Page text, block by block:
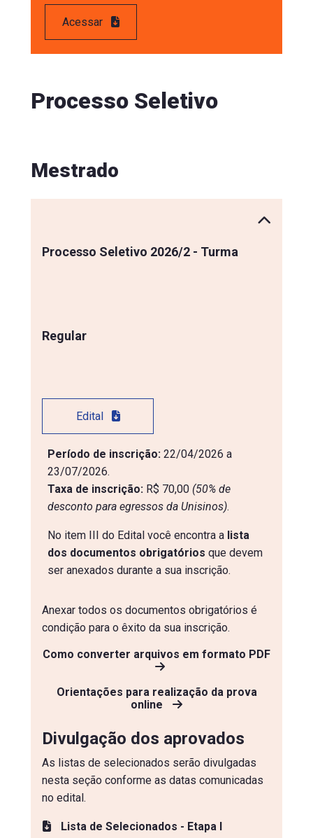
Acessar
Processo Seletivo
Mestrado
Processo Seletivo 2026/2 - Turma
Regular
Edital
Período de inscrição: 22/04/2026 a
23/07/2026.
Taxa de inscrição: R$ 70,00 (50% de
desconto para egressos da Unisinos).
No item III do Edital você encontra a lista
dos documentos obrigatórios que devem
ser anexados durante a sua inscrição.
Anexar todos os documentos obrigatórios é
condição para o êxito da sua inscrição.
Como converter arquivos em formato PDF
Orientações para realização da prova
online
Divulgação dos aprovados
As listas de selecionados serão divulgadas
nesta seção conforme as datas comunicadas
no edital.
Lista de Selecionados - Etapa I